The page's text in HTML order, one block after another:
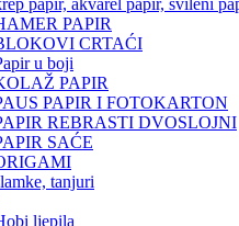
papir, akvarel papir, svileni
PAPIR
CRTAĆI
u boji
PAPIR
PAPIR I FOTOKARTON
REBRASTI DVOSLOJNI
SAĆE
tanjuri
ljepila